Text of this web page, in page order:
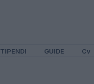
GUIDE Cv